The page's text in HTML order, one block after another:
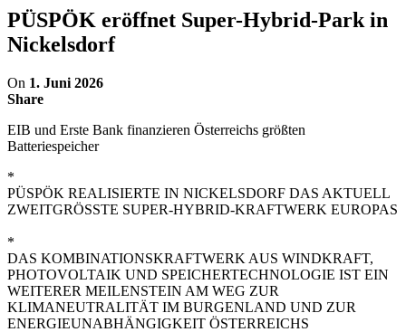
PÜSPÖK eröffnet Super-Hybrid-Park in
Nickelsdorf
On 1. Juni 2026
Share
EIB und Erste Bank finanzieren Österreichs größten
Batteriespeicher
*
PÜSPÖK REALISIERTE IN NICKELSDORF DAS AKTUELL
ZWEITGRÖSSTE SUPER-HYBRID-KRAFTWERK EUROPAS
*
DAS KOMBINATIONSKRAFTWERK AUS WINDKRAFT,
PHOTOVOLTAIK UND SPEICHERTECHNOLOGIE IST EIN
WEITERER MEILENSTEIN AM WEG ZUR
KLIMANEUTRALITÄT IM BURGENLAND UND ZUR
ENERGIEUNABHÄNGIGKEIT ÖSTERREICHS